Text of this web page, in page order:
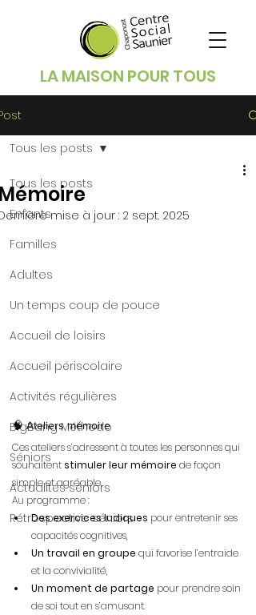
LA MAISON POUR TOUS
Tous les posts
Enfants
Familles
Adultes
Un temps coup de pouce
Accueil de loisirs
Accueil périscolaire
Activités régulières
BigBang Méthodo
Séniors
Actualités séniors
Rétrospective séniors
Tous les posts
mise à jour : 2 sept. 2025
🧠 Ateliers mémoire
Ces ateliers s’adressent à toutes les personnes qui
souhaitent stimuler leur mémoire de façon
simple et agréable.
Au programme :
Des exercices ludiques pour entretenir ses
capacités cognitives,
Un travail en groupe qui favorise l’entraide
et la convivialité,
Un moment de partage pour prendre soin
de soi tout en s’amusant.